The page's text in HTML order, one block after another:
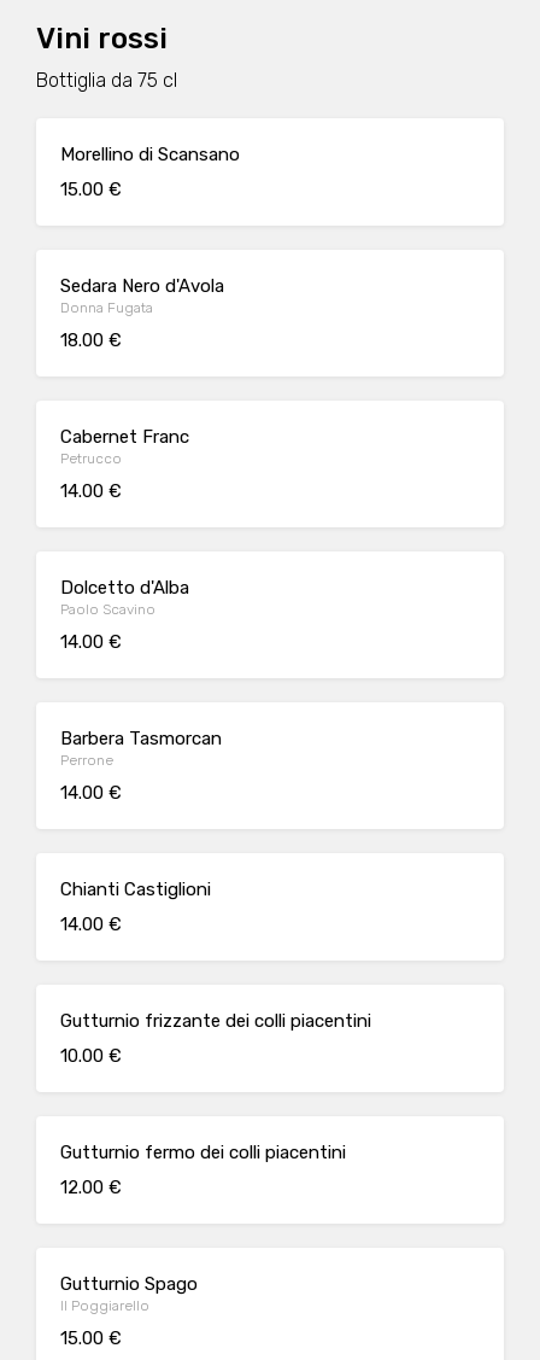
Vini rossi
Bottiglia da 75 cl
Morellino di Scansano
15.00 €
Sedara Nero d'Avola
Donna Fugata
18.00 €
Cabernet Franc
Petrucco
14.00 €
Dolcetto d'Alba
Paolo Scavino
14.00 €
Barbera Tasmorcan
Perrone
14.00 €
Chianti Castiglioni
14.00 €
Gutturnio frizzante dei colli piacentini
10.00 €
Gutturnio fermo dei colli piacentini
12.00 €
Gutturnio Spago
Il Poggiarello
15.00 €